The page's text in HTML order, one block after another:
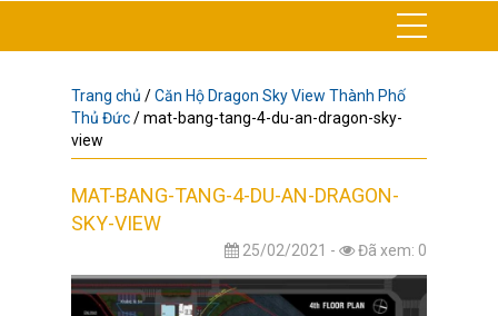
Trang chủ /Căn Hộ Dragon Sky View Thành Phố
Thủ Đức/mat-bang-tang-4-du-an-dragon-sky-
view
MAT-BANG-TANG-4-DU-AN-DRAGON-
SKY-VIEW
25/02/2021 - Đã xem: 0